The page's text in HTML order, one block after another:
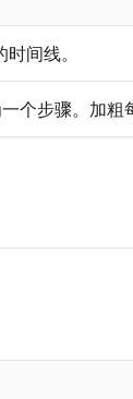
间线。
步骤。加粗